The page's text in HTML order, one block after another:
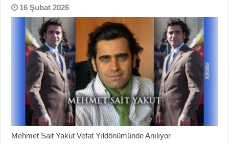
16 Şubat 2026
Mehmet Sait Yakut Vefat Yıldönümünde Anılıyor